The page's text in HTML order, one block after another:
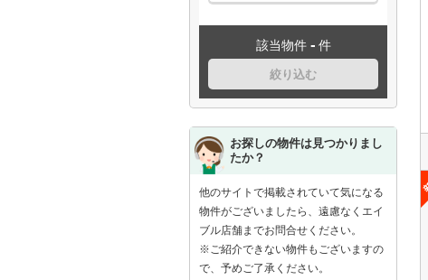
該当物件 - 件
絞り込む
お探しの物件は見つかりまし
たか？
他のサイトで掲載されていて気になる
物件がございましたら、遠慮なくエイ
ブル店舗までお問合せください。
※ご紹介できない物件もございますの
で、予めご了承ください。